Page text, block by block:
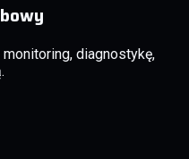
diagnostykę,